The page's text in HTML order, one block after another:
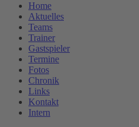
Home
Aktuelles
Teams
Trainer
Gastspieler
Termine
Fotos
Chronik
Links
Kontakt
Intern